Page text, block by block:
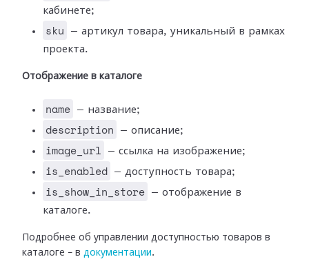
кабинете;
sku
— артикул товара, уникальный в рамках
проекта.
Отображение в каталоге
name — название;
description — описание;
image_url — ссылка на изображение;
is_enabled — доступность товара;
is_show_in_store
— отображение в
каталоге.
Подробнее об управлении доступностью товаров в
каталоге – в документации.